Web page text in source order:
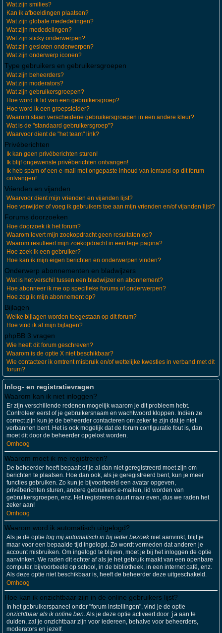
Wat zijn smilies?
Kan ik afbeeldingen plaatsen?
Wat zijn globale mededelingen?
Wat zijn mededelingen?
Wat zijn sticky onderwerpen?
Wat zijn gesloten onderwerpen?
Wat zijn onderwerp iconen?
Type gebruikers en gebruikersgroepen
Wat zijn beheerders?
Wat zijn moderators?
Wat zijn gebruikersgroepen?
Hoe word ik lid van een gebruikersgroep?
Hoe word ik een groepsleider?
Waarom staan verscheidene gebruikersgroepen in een andere kleur?
Wat is de "standaard gebruikersgroep"?
Waarvoor dient de "het team" link?
Privéberichten
Ik kan geen privéberichten sturen!
Ik blijf ongewenste privéberichten ontvangen!
Ik heb spam of een e-mail met ongepaste inhoud van iemand op dit forum
ontvangen!
Vrienden en vijanden
Waarvoor dient mijn vrienden en vijanden lijst?
Hoe verwijder of voeg ik gebruikers toe aan mijn vrienden en/of vijanden lijst?
Forums doorzoeken
Hoe doorzoek ik het forum?
Waarom levert mijn zoekopdracht geen resultaten op?
Waarom resulteert mijn zoekopdracht in een lege pagina?
Hoe zoek ik een gebruiker?
Hoe kan ik mijn eigen berichten en onderwerpen vinden?
Onderwerp abonnementen en bladwijzers
Wat is het verschil tussen een bladwijzer en abonnement?
Hoe abonneer ik me op specifieke forums of onderwerpen?
Hoe zeg ik mijn abonnement op?
Bijlagen
Welke bijlagen worden toegestaan op dit forum?
Hoe vind ik al mijn bijlagen?
phpBB 3 vragen
Wie heeft dit forum geschreven?
Waarom is de optie X niet beschikbaar?
Wie contacteer ik omtrent misbruik en/of wettelijke kwesties in verband met dit
forum?
Inlog- en registratievragen
Waarom kan ik niet inloggen?
Er zijn verschillende redenen mogelijk waarom je dit probleem hebt.
Controleer eerst of je gebruikersnaam en wachtwoord kloppen. Indien ze
correct zijn kun je de beheerder contacteren om zeker te zijn dat je niet
verbannen bent. Het is ook mogelijk dat de forum configuratie fout is, dan
moet dit door de beheerder opgelost worden.
Omhoog
Waarom moet ik me registreren?
De beheerder heeft bepaalt of je al dan niet geregistreerd moet zijn om
berichten te plaatsen. Hoe dan ook, als je geregistreerd bent, kun je meer
functies gebruiken. Zo kun je bijvoorbeeld een avatar opgeven,
privéberichten sturen, andere gebruikers e-mailen, lid worden van
gebruikersgroepen, enz. Het registreren duurt maar even, dus we raden het
zeker aan!
Omhoog
Waarom word ik automatisch uitgelogd?
Als je de optie log mij automatisch in bij ieder bezoekniet aanvinkt, blijf je
maar voor een bepaalde tijd ingelogd. Zo wordt vermeden dat anderen je
account misbruiken. Om ingelogd te blijven, moet je bij het inloggen de optie
aanvinken. We raden dit echter af als je het gebruik maakt van een openbare
computer, bijvoorbeeld op school, in de bibliotheek, in een internet café, enz.
Als deze optie niet beschikbaar is, heeft de beheerder deze uitgeschakeld.
Omhoog
Hoe kan ik onzichtbaar zijn in de online gebruikers lijst?
In het gebruikerspaneel onder "forum instellingen", vind je de optie
onzichtbaar als ik online ben. Als je deze optie activeert door ja aan te
duiden, zal je onzichtbaar zijn voor iedereen, behalve voor beheerders,
moderators en jezelf.